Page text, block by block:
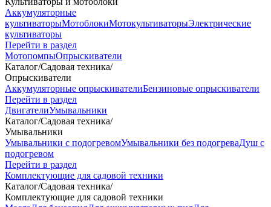
Аккумуляторные
культиваторыМотоблокиМотокультиваторыЭлектрические
культиваторы
Перейти в раздел
МотопомпыОпрыскиватели
Каталог/Садовая техника/
Опрыскиватели
Аккумуляторные опрыскивателиБензиновые опрыскиватели
Перейти в раздел
ДвигателиУмывальники
Каталог/Садовая техника/
Умывальники
Умывальники с подогревомУмывальники без подогреваДуш с
подогревом
Перейти в раздел
Комплектующие для садовой техники
Каталог/Садовая техника/
Комплектующие для садовой техники